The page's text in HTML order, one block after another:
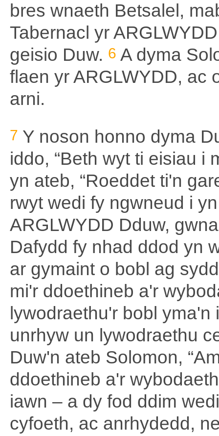
bres wnaeth Betsalel,
Tabernacl yr
geisio Duw. 6 A dyma
flaen yr ARGLWYDD, ac
arni.
7 Y noson honno dyma
iddo, “Beth wyt ti eisiau i
yn ateb, “Roeddet ti'n
rwyt wedi fy ngwneud i
ARGLWYDD Dduw,
Dafydd fy nhad ddod yn
ar gymaint o bobl ag
mi'r ddoethineb a'r
lywodraethu'r bobl
unrhyw un lywodraethu
Duw'n ateb Solomon,
ddoethineb a'r
iawn – a dy fod ddim
cyfoeth, ac anrhydedd,